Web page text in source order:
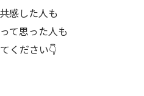
感した人も
て思った人も
ください👇